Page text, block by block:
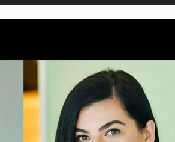
nu intr-o cultura care pedepseste
What SKU Level Tracking Reveals About
care nu se supun noilor
INCARCATE